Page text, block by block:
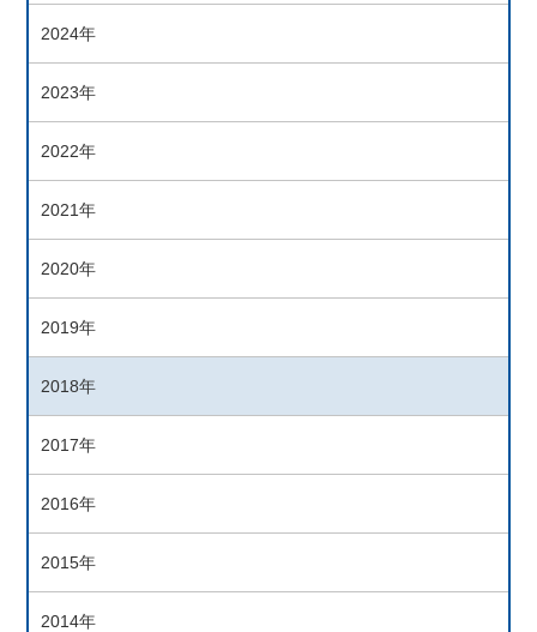
2024年
2023年
2022年
2021年
2020年
2019年
2018年
2017年
2016年
2015年
2014年